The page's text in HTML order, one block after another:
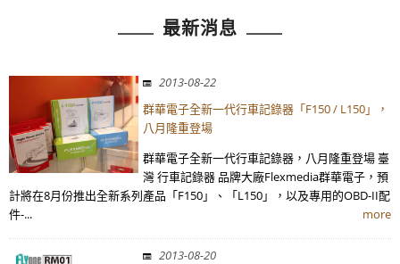
最新消息
2013-08-22
群華電子全新一代行車記錄器「F150 / L150」，
八月隆重登場
群華電子全新一代行車記錄器，八月隆重登場 臺
灣 行車記錄器 品牌大廠Flexmedia群華電子，預
計將在8月份推出全新系列產品「F150」、「L150」，以及專用的OBD-II配
件-...
more
2013-08-20